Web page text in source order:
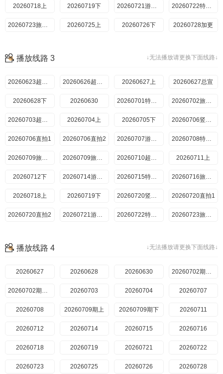
20260718上 20260719下 20260721游戏加更 20260722特别加更
20260723旅行日记 20260725上 20260726下 20260728加更
20260802下
↓无法播放请更换下面线路↓
播放线路 3
20260623超前抢鲜看 20260626超前彩蛋 20260627上 20260627总宣
20260628下 20260630 20260701特别加更 20260702旅行日记
20260703超前彩蛋 20260704上 20260705下 20260706竖屏直拍
20260706直拍1 20260706直拍2 20260707游戏加更 20260708特别加更
20260709旅行日记上 20260709旅行日记下 20260710超前彩蛋 20260711上
20260712下 20260714游戏加更 20260715特别加更 20260716旅行日记
20260718上 20260719下 20260720竖屏直拍 20260720直拍1
20260720直拍2 20260721游戏加更 20260722特别加更 20260723旅行日记
20260730旅行日记上
20260804游戏加更 20260805特别联动 20260806旅行日记
↓无法播放请更换下面线路↓
播放线路 4
20260627 20260628 20260630 20260702期集结
20260702期日记 20260703 20260704 20260707
20260708 20260709期上 20260709期下 20260711
20260712 20260714 20260715 20260716
20260718 20260719 20260721 20260722
20260723 20260725 20260726 20260728